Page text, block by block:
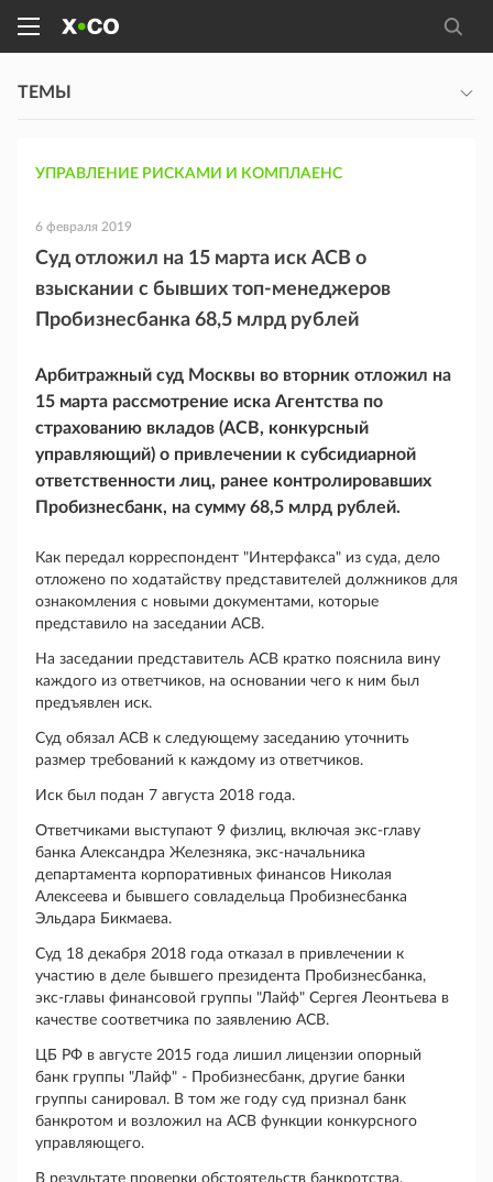
ТЕМЫ
УПРАВЛЕНИЕ РИСКАМИ И КОМПЛАЕНС
6 февраля 2019
Суд отложил на 15 марта иск АСВ о
взыскании с бывших топ-менеджеров
Пробизнесбанка 68,5 млрд рублей
Арбитражный суд Москвы во вторник отложил на
15 марта рассмотрение иска Агентства по
страхованию вкладов (АСВ, конкурсный
управляющий) о привлечении к субсидиарной
ответственности лиц, ранее контролировавших
Пробизнесбанк, на сумму 68,5 млрд рублей.
Как передал корреспондент "Интерфакса" из суда, дело
отложено по ходатайству представителей должников для
ознакомления с новыми документами, которые
представило на заседании АСВ.
На заседании представитель АСВ кратко пояснила вину
каждого из ответчиков, на основании чего к ним был
предъявлен иск.
Суд обязал АСВ к следующему заседанию уточнить
размер требований к каждому из ответчиков.
Иск был подан 7 августа 2018 года.
Ответчиками выступают 9 физлиц, включая экс-главу
банка Александра Железняка, экс-начальника
департамента корпоративных финансов Николая
Алексеева и бывшего совладельца Пробизнесбанка
Эльдара Бикмаева.
Суд 18 декабря 2018 года отказал в привлечении к
участию в деле бывшего президента Пробизнесбанка,
экс-главы финансовой группы "Лайф" Сергея Леонтьева в
качестве соответчика по заявлению АСВ.
ЦБ РФ в августе 2015 года лишил лицензии опорный
банк группы "Лайф" - Пробизнесбанк, другие банки
группы санировал. В том же году суд признал банк
банкротом и возложил на АСВ функции конкурсного
управляющего.
В результате проверки обстоятельств банкротства,